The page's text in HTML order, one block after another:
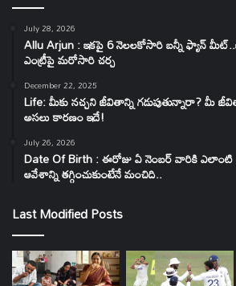
July 28, 2026
Allu Arjun : ఇకపై 6 నెలలకోసారి బన్నీ ఫ్యాన్
ఎంట్రీపై మరోసారి చర్చ
December 22, 2025
Life: మీకు నచ్చని జీవితాన్ని గడుపుతున్నారా? మీ
అసలు కారణం ఇదే!
July 26, 2026
Date Of Birth : ఈరోజు ఏ నెంబర్ వారికి ఎలాంటి
ఆవేశాన్ని తగ్గించుకుంటేనే మంచిది..
Last Modified Posts